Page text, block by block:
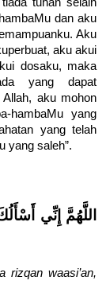
dan aku
Aku
aku akui
dosaku, maka
yang dapat
aku mohon
hambaMu yang
yang telah
yang saleh”.
اللَّهُمَّ إِنِّي
rizqan waasi’an,